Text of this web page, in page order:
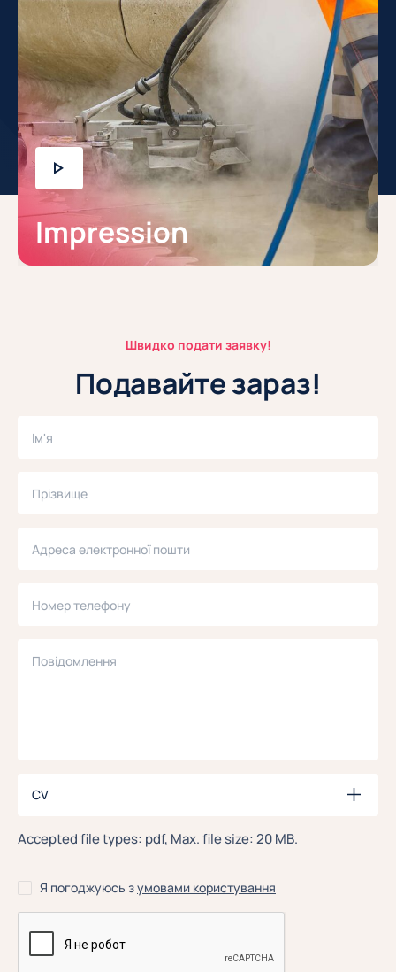
Impression
Швидко подати заявку!
Подавайте зараз!
Ім'я
Прізвище
Адреса електронної пошти
Номер телефону
Повідомлення
CV
Accepted file types: pdf, Max. file size: 20 MB.
Я погоджуюсь зумовами користування